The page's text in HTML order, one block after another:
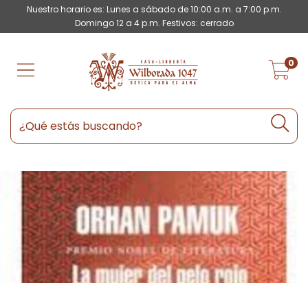
Nuestro horario es: Lunes a sábado de 10:00 a.m. a 7:00 p.m.
Domingo 12 a 4 p.m. Festivos: cerrado
0